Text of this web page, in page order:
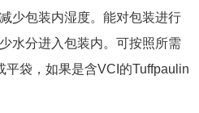
少包装内湿度。能对包装进行
水分进入包装内。可按照所需
平袋，如果是含VCI 的Tuffpaulin